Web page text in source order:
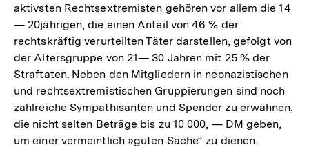
aktivsten Rechtsextremisten gehören vor allem die 14
— 20jährigen, die einen Anteil von 46 % der
rechtskräftig verurteilten Täter darstellen, gefolgt von
der Altersgruppe von 21— 30 Jahren mit 25 % der
Straftaten. Neben den Mitgliedern in neonazistischen
und rechtsextremistischen Gruppierungen sind noch
zahlreiche Sympathisanten und Spender zu erwähnen,
die nicht selten Beträge bis zu 10 000, — DM geben,
um einer vermeintlich »guten Sache“ zu dienen.